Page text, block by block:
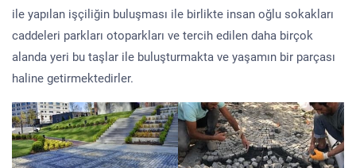
ile yapılan işçiliğin buluşması ile birlikte insan oğlu sokakları
caddeleri parkları otoparkları ve tercih edilen daha birçok
alanda yeri bu taşlar ile buluşturmakta ve yaşamın bir parçası
haline getirmektedirler.